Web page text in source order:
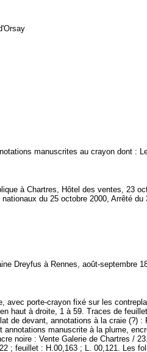
manuscrites au crayon dont :
à Chartres, Hôtel des ventes, 23
du 25 octobre 2000, Arrêté
Dreyfus à Rennes, août-septembre
avec porte-crayon fixé sur les
haut à droite, 1 à 59. Traces de
de devant, annotations à la craie (?) :
manuscrite à la plume,
noire : Vente Galerie de Chartres /
; feuillet : H.00,163 ; L. 00,121. Les